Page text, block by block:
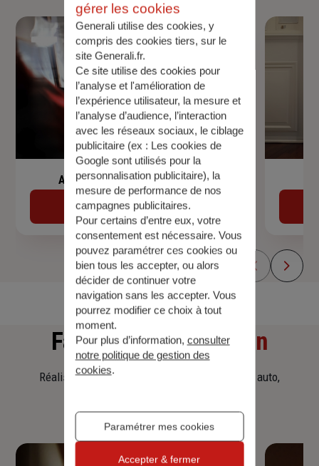
Assurance de prêt immobilier
Découvrir
Faitesune simulation
Réalisez une simulation tarifaire d'assurance, auto,
gérer les cookies
Generali utilise des cookies, y
compris des cookies tiers, sur le
site Generali.fr.
Ce site utilise des cookies pour
l’analyse et l'amélioration de
l’expérience utilisateur, la mesure et
l’analyse d’audience, l’interaction
avec les réseaux sociaux, le ciblage
publicitaire (ex : Les cookies de
Google sont utilisés pour la
personnalisation publicitaire), la
mesure de performance de nos
campagnes publicitaires.
Pour certains d’entre eux, votre
consentement est nécessaire. Vous
pouvez paramétrer ces cookies ou
bien tous les accepter, ou alors
décider de continuer votre
navigation sans les accepter. Vous
pourrez modifier ce choix à tout
moment.
Pour plus d’information, consulter
notre politique de gestion des
cookies.
Paramétrer mes cookies
Accepter & fermer